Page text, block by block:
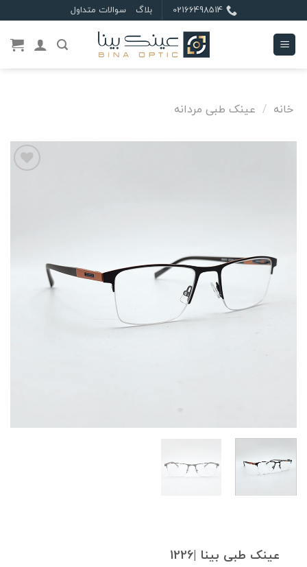
to
content
02166498514 بلاگ سوالات متداول
خانه / عینک طبی مردانه
عینک طبی بینا |1226